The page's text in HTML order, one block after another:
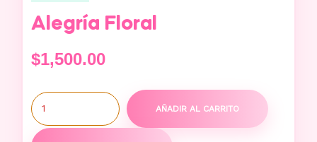
Alegría Floral
$1,500.00
AÑADIR AL CARRITO